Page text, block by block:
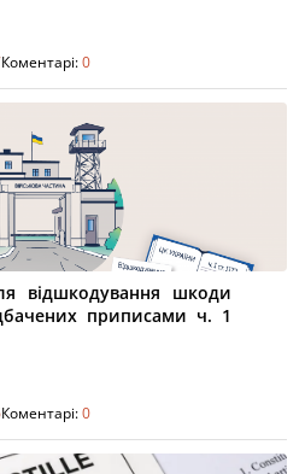
Коментарі:0
відшкодування шкоди
приписами ч. 1
Коментарі:0